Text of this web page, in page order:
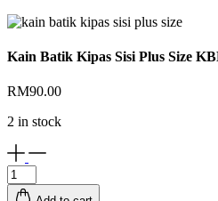
Kain Batik Kipas Sisi Plus Size
RM90.00
2 in stock
Kain
Batik